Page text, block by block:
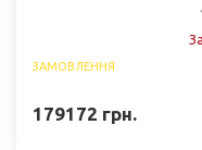
ЗАМОВЛЕННЯ
179172 грн.